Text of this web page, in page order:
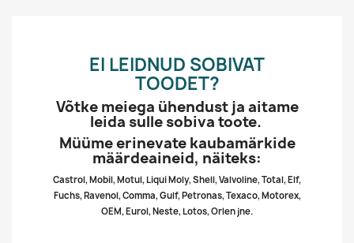
EI LEIDNUD SOBIVAT
TOODET?
Võtke meiega ühendust ja aitame
leida sulle sobiva toote.
Müüme erinevate kaubamärkide
määrdeaineid, näiteks:
Castrol, Mobil, Motul, Liqui Moly, Shell, Valvoline, Total, Elf,
Fuchs, Ravenol, Comma, Gulf, Petronas, Texaco, Motorex,
OEM, Eurol, Neste, Lotos, Orlen jne.